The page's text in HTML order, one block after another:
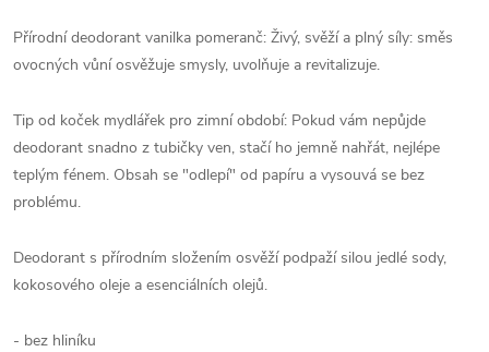
Přírodní deodorant vanilka pomeranč: Živý, svěží a plný síly: směs
ovocných vůní osvěžuje smysly, uvolňuje a revitalizuje.
Tip od koček mydlářek pro zimní období: Pokud vám nepůjde
deodorant snadno z tubičky ven, stačí ho jemně nahřát, nejlépe
teplým fénem. Obsah se "odlepí" od papíru a vysouvá se bez
problému.
Deodorant s přírodním složením osvěží podpaží silou jedlé sody,
kokosového oleje a esenciálních olejů.
- bez hliníku